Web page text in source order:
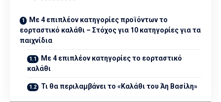
Με 4 επιπλέον κατηγορίες προϊόντων το
εορταστικό καλάθι – Στόχος για 10 κατηγορίες για τα
παιχνίδια
Με 4 επιπλέον κατηγορίες το εορταστικό
καλάθι
Τι θα περιλαμβάνει το «Καλάθι του Άη Βασίλη»